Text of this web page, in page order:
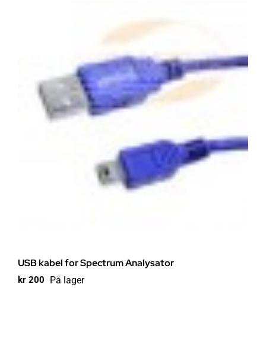
USB kabel for Spectrum Analysator
kr 200 På lager